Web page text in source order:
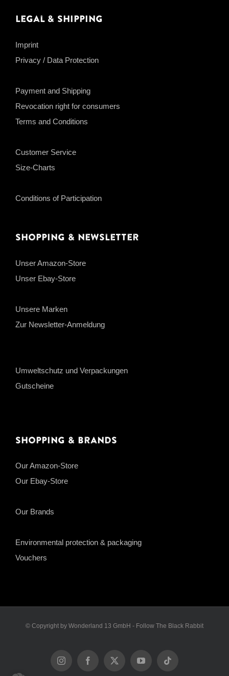
Legal & Shipping
Imprint
Privacy / Data Protection
Payment and Shipping
Revocation right for consumers
Terms and Conditions
Customer Service
Size-Charts
Conditions of Participation
Shopping & Newsletter
Unser Amazon-Store
Unser Ebay-Store
Unsere Marken
Zur Newsletter-Anmeldung
Umweltschutz und Verpackungen
Gutscheine
Shopping & Brands
Our Amazon-Store
Our Ebay-Store
Our Brands
Environmental protection & packaging
Vouchers
© Copyright by Wonderland 13 GmbH - Follow The Black Rabbit
InstagramFacebook
X YouTubeTiktok